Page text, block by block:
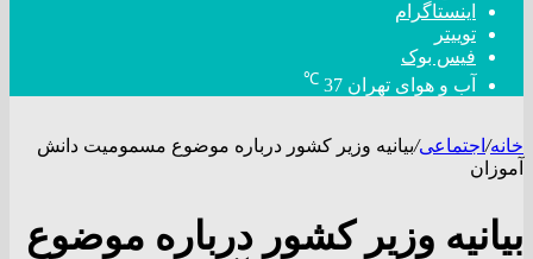
اینستاگرام
توییتر
فیس بوک
آب و هوای تهران 37
℃
خانه/ اجتماعی/بیانیه وزیر کشور درباره موضوع مسمومیت دانش‌
آموزان
بیانیه وزیر کشور درباره موضوع